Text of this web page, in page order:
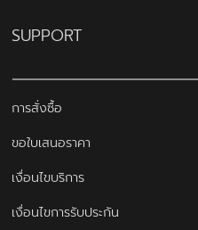
SUPPORT
การสั่งซื้อ
ขอใบเสนอราคา
เงื่อนไขบริการ
เงื่อนไขการรับประกัน